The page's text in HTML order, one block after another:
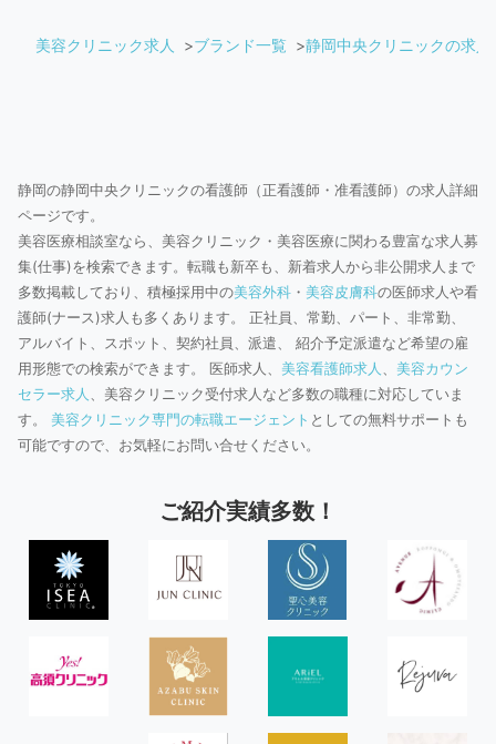
美容クリニック求人 ブランド一覧 静岡中央クリニックの求人
静岡の静岡中央クリニックの看護師（正看護師・准看護師）の求人詳細
ページです。
美容医療相談室なら、美容クリニック・美容医療に関わる豊富な求人募
集(仕事)を検索できます。転職も新卒も、新着求人から非公開求人まで
多数掲載しており、積極採用中の美容外科 ・ 美容皮膚科の医師求人や看
護師(ナース)求人も多くあります。 正社員、常勤、パート、非常勤、
アルバイト、スポット、契約社員、派遣、 紹介予定派遣など希望の雇
用形態での検索ができます。 医師求人、 美容看護師求人
美容カウン
セラー求人
、美容クリニック受付求人など多数の職種に対応していま
す。 美容クリニック専門の転職エージェント としての無料サポートも
可能ですので、お気軽にお問い合せください。
ご紹介実績多数！